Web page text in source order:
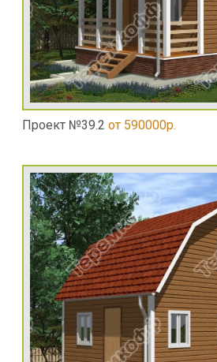
Проект №39.2 от 590000р.